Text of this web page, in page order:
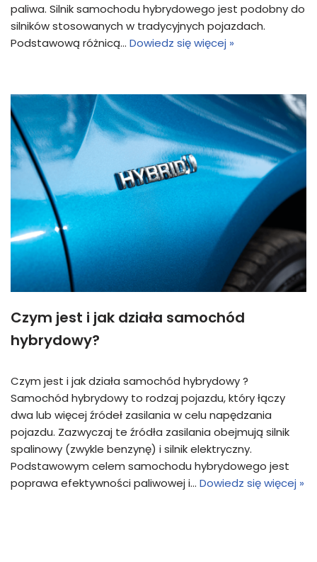
paliwa. Silnik samochodu hybrydowego jest podobny do
silników stosowanych w tradycyjnych pojazdach.
Podstawową różnicą… Dowiedz się więcej »
Czym jest i jak działa samochód
hybrydowy?
Czym jest i jak działa samochód hybrydowy ?
Samochód hybrydowy to rodzaj pojazdu, który łączy
dwa lub więcej źródeł zasilania w celu napędzania
pojazdu. Zazwyczaj te źródła zasilania obejmują silnik
spalinowy (zwykle benzynę) i silnik elektryczny.
Podstawowym celem samochodu hybrydowego jest
poprawa efektywności paliwowej i… Dowiedz się więcej »